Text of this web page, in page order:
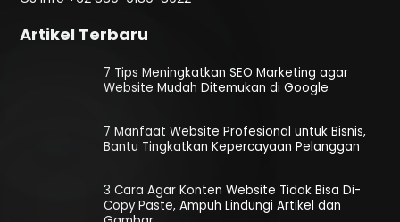
Artikel Terbaru
7 Tips Meningkatkan SEO Marketing agar
Website Mudah Ditemukan di Google
7 Manfaat Website Profesional untuk Bisnis,
Bantu Tingkatkan Kepercayaan Pelanggan
3 Cara Agar Konten Website Tidak Bisa Di-
Copy Paste, Ampuh Lindungi Artikel dan